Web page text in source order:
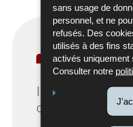
sans usage de
personnel, et ne
refusés. Des
utilisés à des fins
activés uniquement
Consulter notre
Pour en
Informations